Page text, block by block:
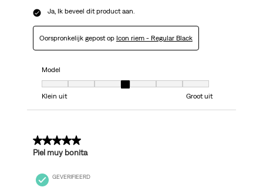
Ja, Ik beveel dit product aan.
Oorspronkelijk gepost op Icon riem - Regular Black
Model
Model, 4 van 7, waarbij 1 gelijk is aan Klein uit en 7 gelijk is aan Groot uit
Klein uit
Groot uit
5 van 5 sterren.
Piel muy bonita
GEVERIFIEERD